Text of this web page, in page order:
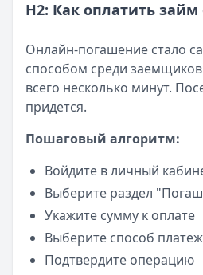
H2: Как оплатить
Онлайн-погашение стало
способом среди
всего несколько минут.
придется.
Пошаговый алгоритм:
Войдите в личный
Выберите раздел
Укажите сумму к оплате
Выберите способ
Подтвердите операцию